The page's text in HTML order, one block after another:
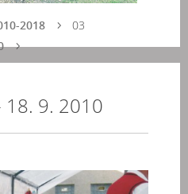
2018
03
18. 9. 2010